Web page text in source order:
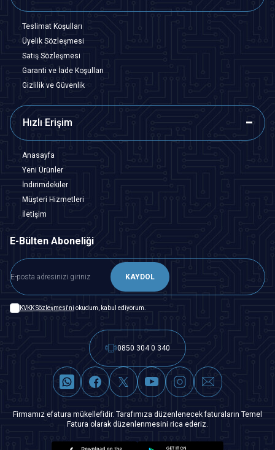
Teslimat Koşulları
Üyelik Sözleşmesi
Satış Sözleşmesi
Garanti ve İade Koşulları
Gizlilik ve Güvenlik
Hızlı Erişim
Anasayfa
Yeni Ürünler
İndirimdekiler
Müşteri Hizmetleri
İletişim
E-Bülten Aboneliği
KAYDOL
KVKK Sözleşmesi'ni okudum, kabul ediyorum.
0850 304 0 340
Firmamız efatura mükellefidir. Tarafımıza düzenlenecek faturaların Temel
Fatura olarak düzenlenmesini rica ederiz.